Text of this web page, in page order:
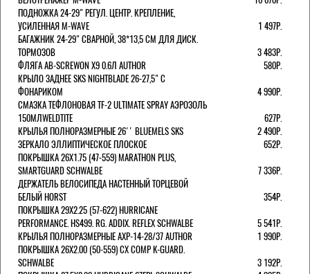
ПОДНОЖКА 24-29" РЕГУЛ. ЦЕНТР. КРЕПЛЕНИЕ,
УСИЛЕННАЯ M-WAVE
1 497Р.
БАГАЖНИК 24-29" СВАРНОЙ, 38*13,5 СМ ДЛЯ ДИСК.
ТОРМОЗОВ
3 483Р.
ФЛЯГА AB-SCREWON X9 0.6Л AUTHOR
580Р.
КРЫЛО ЗАДНЕЕ SKS NIGHTBLADE 26-27,5" С
ФОНАРИКОМ
4 990Р.
СМАЗКА ТЕФЛОНОВАЯ TF-2 ULTIMATE SPRAY АЭРОЗОЛЬ
150МЛWELDTITE
627Р.
КРЫЛЬЯ ПОЛНОРАЗМЕРНЫЕ 26'' BLUEMELS SKS
2 490Р.
ЗЕРКАЛО ЭЛЛИПТИЧЕСКОЕ ПЛОСКОЕ
652Р.
ПОКРЫШКА 26X1.75 (47-559) MARATHON PLUS,
SMARTGUARD SCHWALBE
7 336Р.
ДЕРЖАТЕЛЬ ВЕЛОCИПЕДА НАСТЕННЫЙ ТОРЦЕВОЙ
БЕЛЫЙ HORST
354Р.
ПОКРЫШКА 29X2.25 (57-622) HURRICANE
PERFORMANCE. HS499. RG. ADDIX. REFLEX SCHWALBE
5 541Р.
КРЫЛЬЯ ПОЛНОРАЗМЕРНЫЕ AXP-14-28/37 AUTHOR
1 990Р.
ПОКРЫШКА 26X2.00 (50-559) CX COMP K-GUARD.
SCHWALBE
3 192Р.